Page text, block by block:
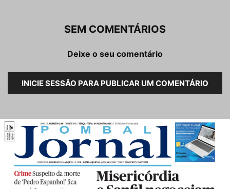
SEM COMENTÁRIOS
Deixe o seu comentário
INICIE SESSÃO PARA PUBLICAR UM COMENTÁRIO